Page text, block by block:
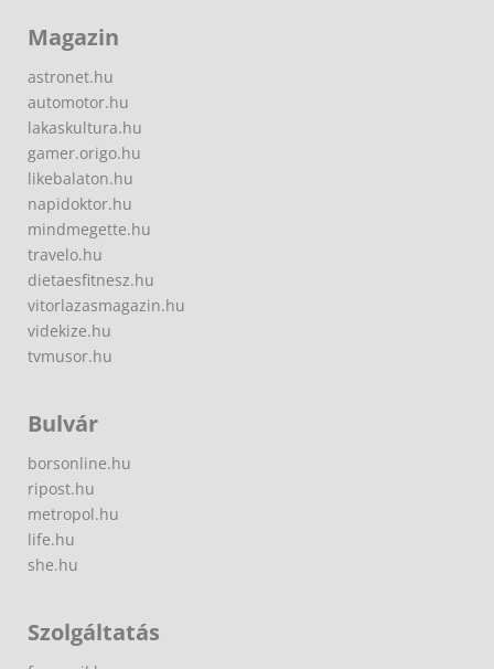
Magazin
astronet.hu
automotor.hu
lakaskultura.hu
gamer.origo.hu
likebalaton.hu
napidoktor.hu
mindmegette.hu
travelo.hu
dietaesfitnesz.hu
vitorlazasmagazin.hu
videkize.hu
tvmusor.hu
Bulvár
borsonline.hu
ripost.hu
metropol.hu
life.hu
she.hu
Szolgáltatás